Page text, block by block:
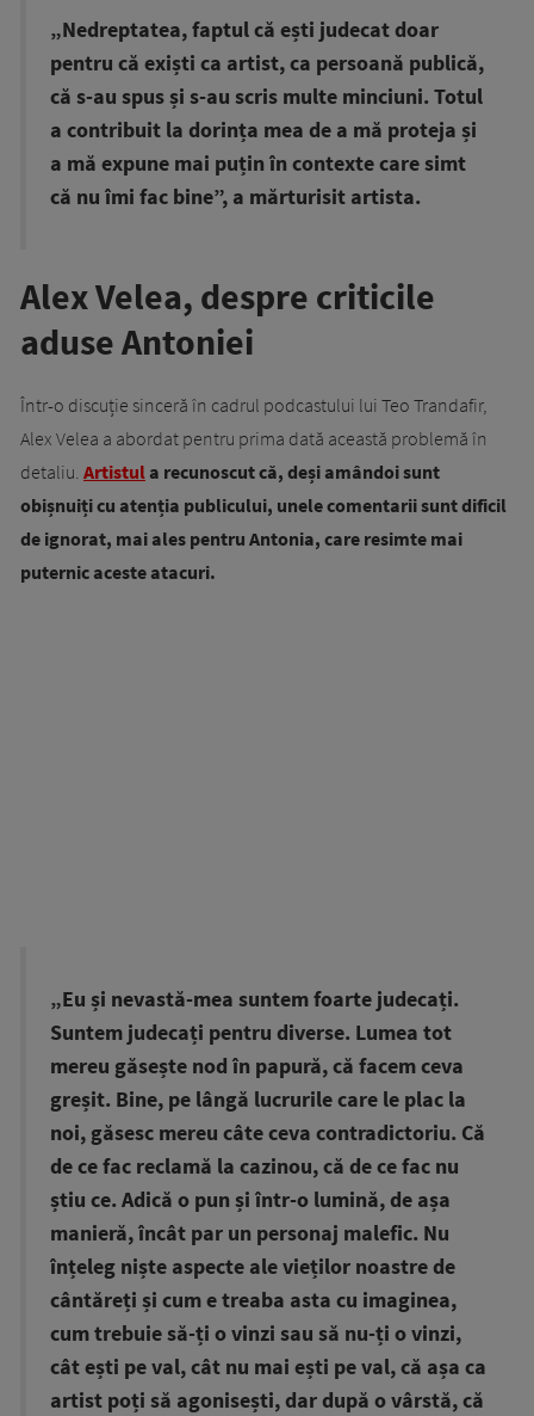
„Nedreptatea, faptul că ești judecat doar
pentru că exiști ca artist, ca persoană publică,
că s-au spus și s-au scris multe minciuni. Totul
a contribuit la dorința mea de a mă proteja și
a mă expune mai puțin în contexte care simt
că nu îmi fac bine”, a mărturisit artista.
Alex Velea, despre criticile
aduse Antoniei
Într-o discuție sinceră în cadrul podcastului lui Teo Trandafir,
Alex Velea a abordat pentru prima dată această problemă în
detaliu. Artistul a recunoscut că, deși amândoi sunt
obișnuiți cu atenția publicului, unele comentarii sunt dificil
de ignorat, mai ales pentru Antonia, care resimte mai
puternic aceste atacuri.
„Eu și nevastă-mea suntem foarte judecați.
Suntem judecați pentru diverse. Lumea tot
mereu găsește nod în papură, că facem ceva
greșit. Bine, pe lângă lucrurile care le plac la
noi, găsesc mereu câte ceva contradictoriu. Că
de ce fac reclamă la cazinou, că de ce fac nu
știu ce. Adică o pun și într-o lumină, de așa
manieră, încât par un personaj malefic. Nu
înțeleg niște aspecte ale vieților noastre de
cântăreți și cum e treaba asta cu imaginea,
cum trebuie să-ți o vinzi sau să nu-ți o vinzi,
cât ești pe val, cât nu mai ești pe val, că așa ca
artist poți să agonisești, dar după o vârstă, că